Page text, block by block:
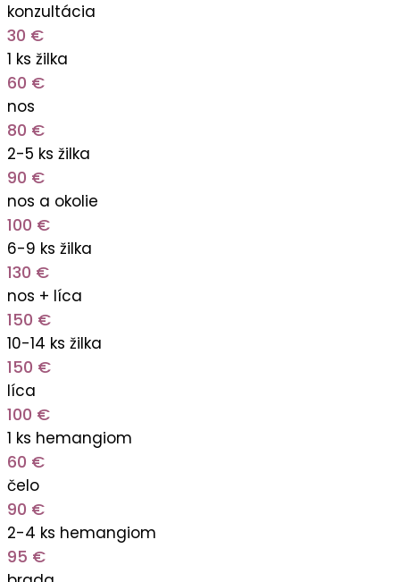
konzultácia
30 €
1 ks žilka
60 €
nos
80 €
2-5 ks žilka
90 €
nos a okolie
100 €
6-9 ks žilka
130 €
nos + líca
150 €
10-14 ks žilka
150 €
líca
100 €
1 ks hemangiom
60 €
čelo
90 €
2-4 ks hemangiom
95 €